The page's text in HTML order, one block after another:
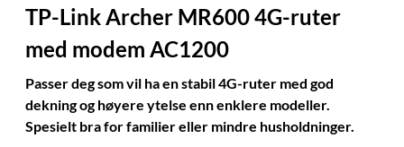
TP-Link Archer MR600 4G-ruter
med modem AC1200
Passer deg som vil ha en stabil 4G-ruter med god
dekning og høyere ytelse enn enklere modeller.
Spesielt bra for familier eller mindre husholdninger.